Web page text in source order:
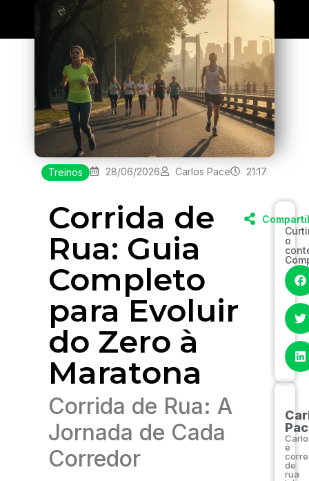
Treinos 28/06/2026 Carlos Pace 21:17
Corrida de
Rua: Guia
Completo
para Evoluir
do Zero à
Maratona
Corrida de Rua: A
Jornada de Cada
Corredor
o
é
de
rua